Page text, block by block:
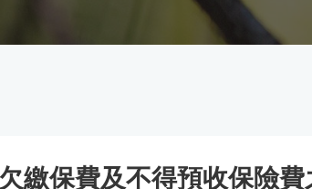
繳保費及不得預收保險